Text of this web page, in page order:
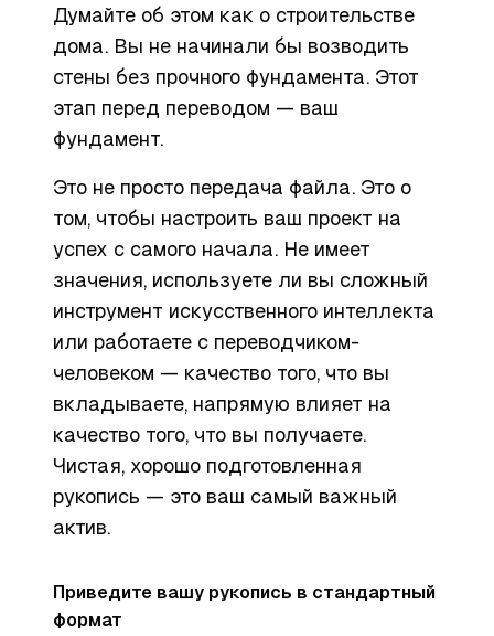
Думайте об этом как о строительстве
дома. Вы не начинали бы возводить
стены без прочного фундамента. Этот
этап перед переводом — ваш
фундамент.
Это не просто передача файла. Это о
том, чтобы настроить ваш проект на
успех с самого начала. Не имеет
значения, используете ли вы сложный
инструмент искусственного интеллекта
или работаете с переводчиком-
человеком — качество того, что вы
вкладываете, напрямую влияет на
качество того, что вы получаете.
Чистая, хорошо подготовленная
рукопись — это ваш самый важный
актив.
Приведите вашу рукопись в стандартный
формат